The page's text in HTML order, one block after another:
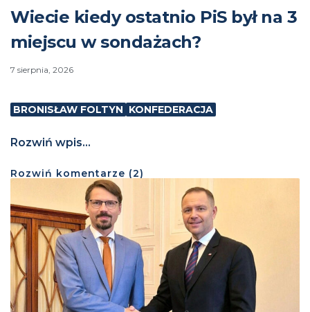
Wiecie kiedy ostatnio PiS był na 3
miejscu w sondażach?
7 sierpnia, 2026
BRONISŁAW FOLTYN KONFEDERACJA
Rozwiń wpis...
Rozwiń komentarze (2)